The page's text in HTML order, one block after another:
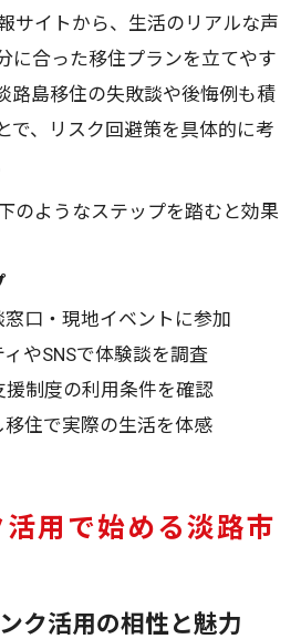
サイトから、生活のリアルな声
に合った移住プランを立てやす
路島移住の失敗談や後悔例も積
で、リスク回避策を具体的に考
のようなステップを踏むと効果
口・現地イベントに参加
やSNSで体験談を調査
制度の利用条件を確認
住で実際の生活を体感
用で始める淡路市
ク活用の相性と魅力